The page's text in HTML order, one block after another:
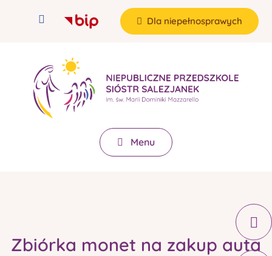
Dla niepełnosprawych
Menu
Zbiórka monet na zakup auta